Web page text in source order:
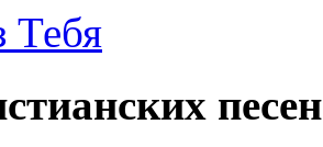
Тебя
песен